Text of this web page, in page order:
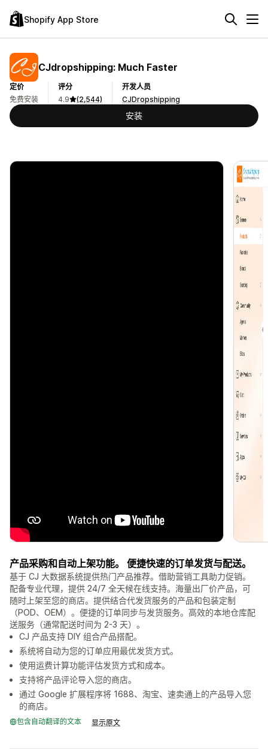
Shopify App Store
CJdropshipping: Much Faster
定价
免费安装
评分
4.9
(2,544)
开发人员
CJDropshipping
安装
产品采购和自动上架功能。 便捷快速的订单发货与配送。
基于 CJ 大数据系统提供热门产品推荐。借助营销工具助力促销。
配备专业代理，提供 24/7 全天候在线支持。海量出厂价产品，可
随时上架至您的商店。提供结合代发货服务的产品和包装定制
（POD、OEM）。便捷的订单同步与发货服务。高效的本地仓库配
送服务（通常配送时间为 2-3 天）。
CJ 产品支持 DIY 组合产品搭配。
系统将自动为您的订单应用最优发货方式。
使用运费计算功能评估发货方式和成本。
支持将产品评论导入您的商店。
通过 Google 扩展程序将 1688、淘宝、速卖通上的产品导入您
的商店。
包含自动翻译的文本 显示原文